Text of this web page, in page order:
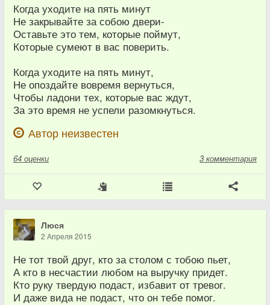
Когда уходите на пять минут
Не закрывайте за собою двери-
Оставьте это тем, которые поймут,
Которые сумеют в вас поверить.
Когда уходите на пять минут,
Не опоздайте вовремя вернуться,
Чтобы ладони тех, которые вас ждут,
За это время не успели разомкнуться.
Автор неизвестен
64 оценки 3 комментария
Люся
2 Апреля 2015
Не тот твой друг, кто за столом с тобою пьет,
А кто в несчастии любом на выручку придет.
Кто руку твердую подаст, избавит от тревог.
И даже вида не подаст, что он тебе помог.